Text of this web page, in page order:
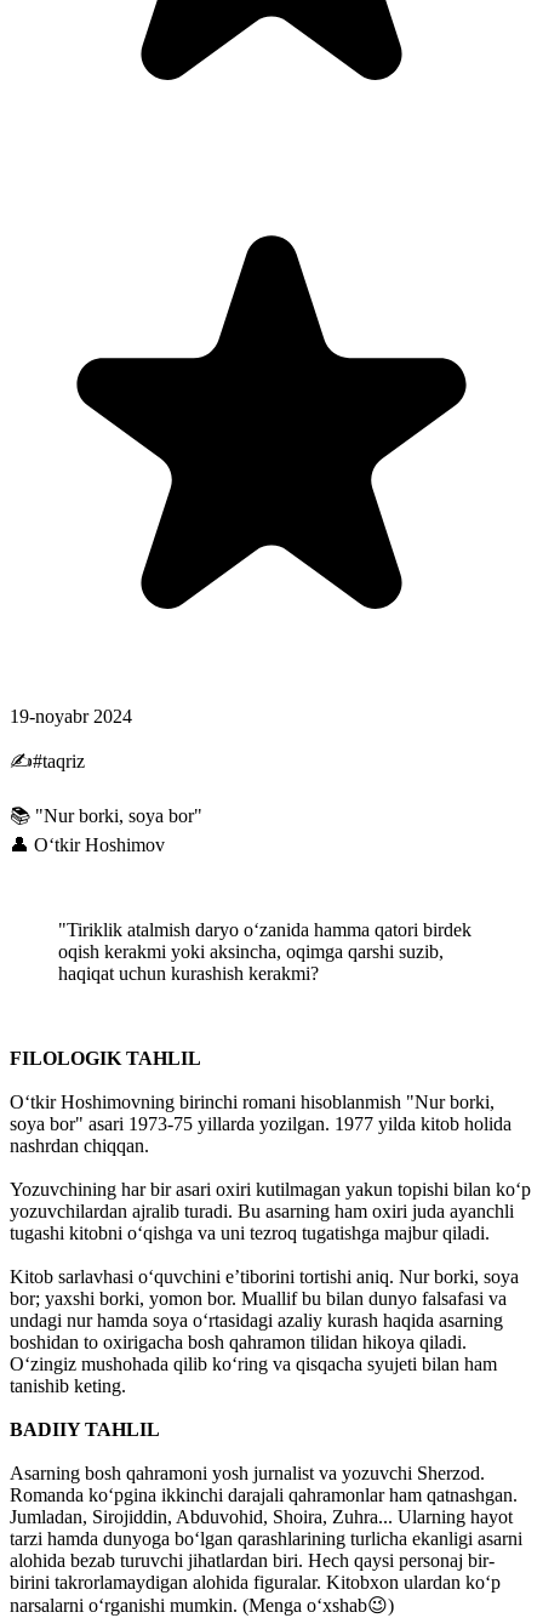
19-noyabr 2024
✍#taqriz
📚 "Nur borki, soya bor"
👤 Oʻtkir Hoshimov
"Tiriklik atalmish daryo oʻzanida hamma qatori birdek
oqish kerakmi yoki aksincha, oqimga qarshi suzib,
haqiqat uchun kurashish kerakmi?
FILOLOGIK TAHLIL
Oʻtkir Hoshimovning birinchi romani hisoblanmish "Nur borki,
soya bor" asari 1973-75 yillarda yozilgan. 1977 yilda kitob holida
nashrdan chiqqan.
Yozuvchining har bir asari oxiri kutilmagan yakun topishi bilan koʻp
yozuvchilardan ajralib turadi. Bu asarning ham oxiri juda ayanchli
tugashi kitobni oʻqishga va uni tezroq tugatishga majbur qiladi.
Kitob sarlavhasi oʻquvchini eʼtiborini tortishi aniq. Nur borki, soya
bor; yaxshi borki, yomon bor. Muallif bu bilan dunyo falsafasi va
undagi nur hamda soya oʻrtasidagi azaliy kurash haqida asarning
boshidan to oxirigacha bosh qahramon tilidan hikoya qiladi.
Oʻzingiz mushohada qilib koʻring va qisqacha syujeti bilan ham
tanishib keting.
BADIIY TAHLIL
Asarning bosh qahramoni yosh jurnalist va yozuvchi Sherzod.
Romanda koʻpgina ikkinchi darajali qahramonlar ham qatnashgan.
Jumladan, Sirojiddin, Abduvohid, Shoira, Zuhra... Ularning hayot
tarzi hamda dunyoga boʻlgan qarashlarining turlicha ekanligi asarni
alohida bezab turuvchi jihatlardan biri. Hech qaysi personaj bir-
birini takrorlamaydigan alohida figuralar. Kitobxon ulardan koʻp
narsalarni oʻrganishi mumkin. (Menga oʻxshab😉)